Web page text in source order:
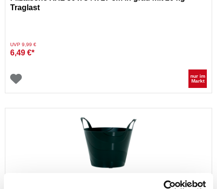
Traglast
Preis reduziert von
UVP 9,99 €auf
6,49 €*
nur im
Markt